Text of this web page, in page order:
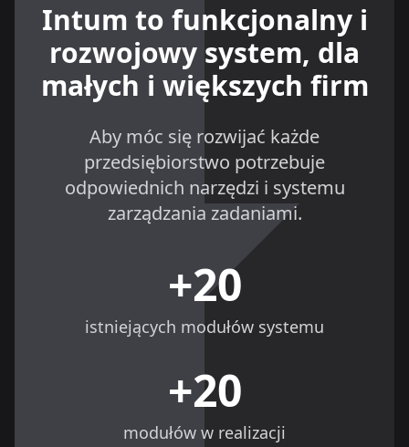
Intum to funkcjonalny i
rozwojowy system, dla
małych i większych firm
Aby móc się rozwijać każde
przedsiębiorstwo potrzebuje
odpowiednich narzędzi i systemu
zarządzania zadaniami.
+20
istniejących modułów systemu
+20
modułów w realizacji